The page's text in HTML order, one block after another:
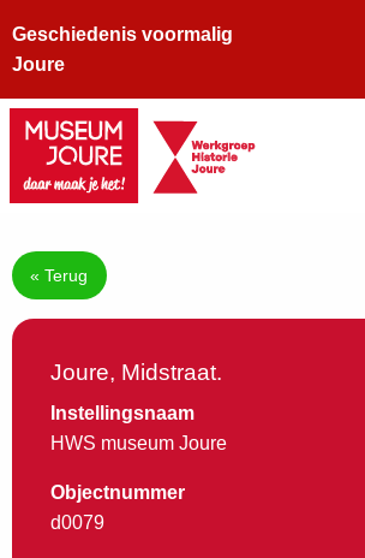
Geschiedenis voormalig
Joure
« Terug
Joure, Midstraat.
Instellingsnaam
HWS museum Joure
Objectnummer
d0079